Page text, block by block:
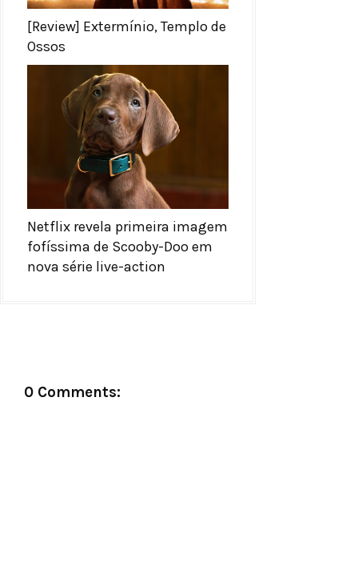
[Review] Extermínio, Templo de
Ossos
Netflix revela primeira imagem
fofíssima de Scooby-Doo em
nova série live-action
0 Comments: